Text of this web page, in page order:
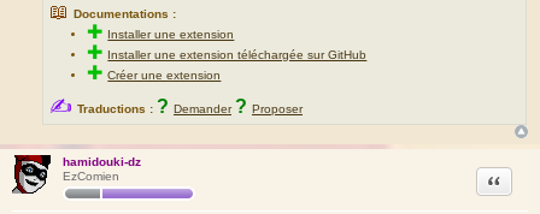
📖 Documentations :
✚ Installer une extension
✚ Installer une extension téléchargée sur GitHub
✚Créer une extension
✍ Traductions : ? Demander ? Proposer
hamidouki-dz
EzComien
Citation